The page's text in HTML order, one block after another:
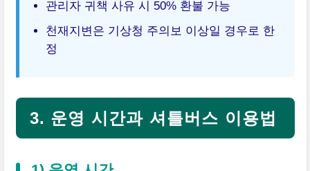
관리자 귀책 사유 시 50% 환불 가능
천재지변은 기상청 주의보 이상일 경우로 한
정
3. 운영 시간과 셔틀버스 이용법